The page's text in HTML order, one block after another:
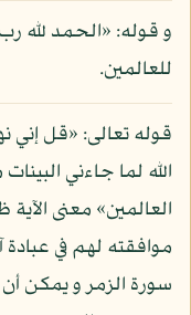
و قوله: «الحمد لله رب
للعالمين.
قوله تعالى: «قل إني
الله لما جاءني
العالمين» معنى
موافقته لهم في
سورة الزمر و يمكن